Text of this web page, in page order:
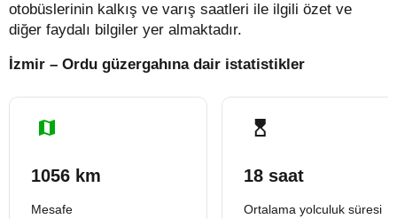
otobüslerinin kalkış ve varış saatleri ile ilgili özet ve
diğer faydalı bilgiler yer almaktadır.
İzmir – Ordu güzergahına dair istatistikler
1056 km
Mesafe
18 saat
Ortalama yolculuk süresi